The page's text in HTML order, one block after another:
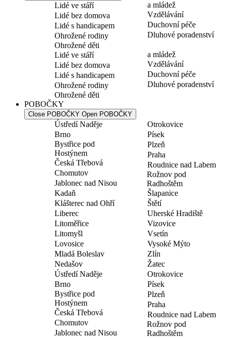
Lidé ve stáří
Lidé bez domova
Lidé s handicapem
Ohrožené rodiny
Ohrožené děti
a mládež
Vzdělávání
Duchovní péče
Dluhové poradenství
Lidé ve stáří
Lidé bez domova
Lidé s handicapem
Ohrožené rodiny
Ohrožené děti
a mládež
Vzdělávání
Duchovní péče
Dluhové poradenství
POBOČKY
Close POBOČKY Open POBOČKY
Ústředí Naděje
Brno
Bystřice pod
Hostýnem
Česká Třebová
Chomutov
Jablonec nad Nisou
Kadaň
Klášterec nad Ohří
Liberec
Litoměřice
Litomyšl
Lovosice
Mladá Boleslav
Nedašov
Otrokovice
Písek
Plzeň
Praha
Roudnice nad Labem
Rožnov pod
Radhoštěm
Šlapanice
Štětí
Uherské Hradiště
Vizovice
Vsetín
Vysoké Mýto
Zlín
Žatec
Ústředí Naděje
Brno
Bystřice pod
Hostýnem
Česká Třebová
Chomutov
Jablonec nad Nisou
Otrokovice
Písek
Plzeň
Praha
Roudnice nad Labem
Rožnov pod
Radhoštěm